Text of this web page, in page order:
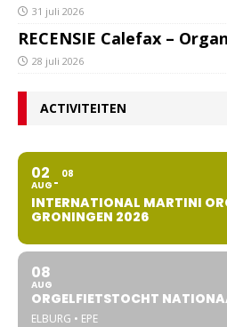
31 juli 2026
RECENSIE Calefax –
28 juli 2026
ACTIVITEITEN
02
AUG
08
INTERNATIONAL MARTINI
GRONINGEN 2026
08
AUG
ORGELFIETSTOCHT
ELBURG • EPE